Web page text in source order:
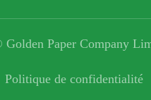
Golden Paper Company
Politique de confidentialité